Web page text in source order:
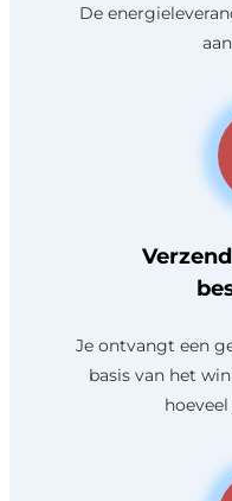
De
Je ontvangt een
basis van het